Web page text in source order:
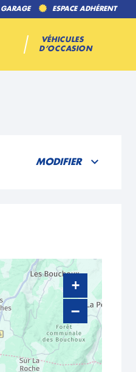
ESPACE ADHÉRENT
VÉHICULES
D’OCCASION
MODIFIER
+
−